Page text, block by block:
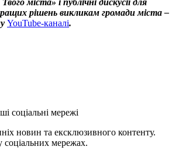
рішень викликам громади міста –
YouTube-каналі.
соціальні мережі
новин та ексклюзивного контенту.
соціальних мережах.